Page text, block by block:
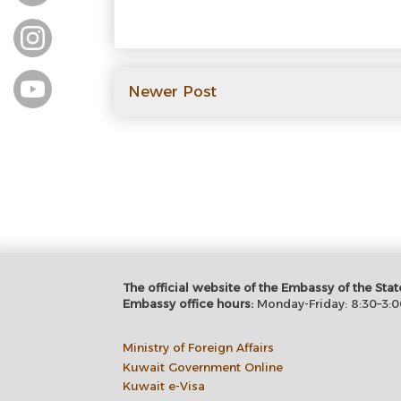
Newer Post
The official website of the Embassy of the
Embassy office hours: Monday-Friday:
Ministry of Foreign Affairs
Kuwait Government Online
Kuwait e-Visa